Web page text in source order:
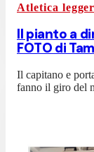
Atletica
Il pianto a
FOTO di
Il capitano e
fanno il giro del